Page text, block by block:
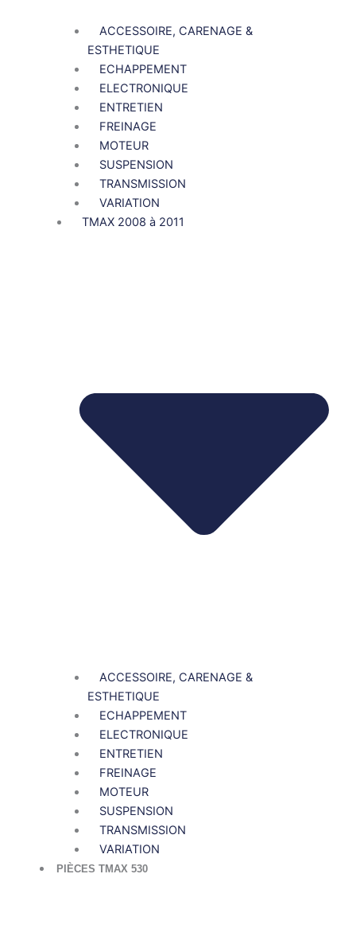
ACCESSOIRE, CARENAGE &
ESTHETIQUE
ECHAPPEMENT
ELECTRONIQUE
ENTRETIEN
FREINAGE
MOTEUR
SUSPENSION
TRANSMISSION
VARIATION
TMAX 2008 à 2011
ACCESSOIRE, CARENAGE &
ESTHETIQUE
ECHAPPEMENT
ELECTRONIQUE
ENTRETIEN
FREINAGE
MOTEUR
SUSPENSION
TRANSMISSION
VARIATION
PIÈCES TMAX 530